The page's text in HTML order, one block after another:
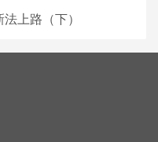
上路（下）